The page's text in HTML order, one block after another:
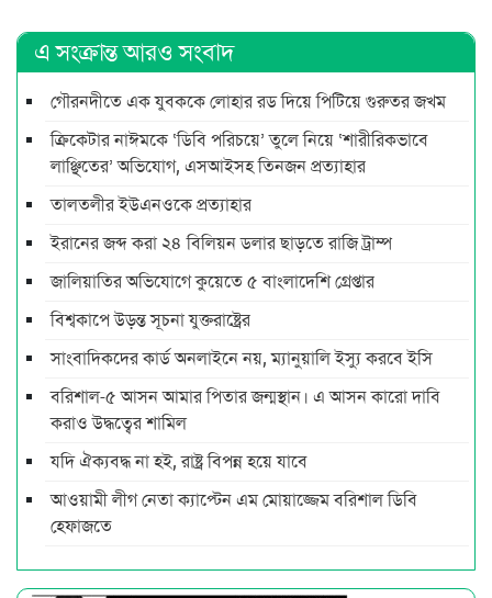
এ সংক্রান্ত আরও সংবাদ
গৌরনদীতে এক যুবককে লোহার রড দিয়ে পিটিয়ে গুরুতর জখম
ক্রিকেটার নাঈমকে ‘ডিবি পরিচয়ে’ তুলে নিয়ে ‘শারীরিকভাবে
লাঞ্ছিতের’ অভিযোগ, এসআইসহ তিনজন প্রত্যাহার
তালতলীর ইউএনওকে প্রত্যাহার
ইরানের জব্দ করা ২৪ বিলিয়ন ডলার ছাড়তে রাজি ট্রাম্প
জালিয়াতির অভিযোগে কুয়েতে ৫ বাংলাদেশি গ্রেপ্তার
বিশ্বকাপে উড়ন্ত সূচনা যুক্তরাষ্ট্রের
সাংবাদিকদের কার্ড অনলাইনে নয়, ম্যানুয়ালি ইস্যু করবে ইসি
বরিশাল-৫ আসন আমার পিতার জন্মস্থান। এ আসন কারো দাবি
করাও উদ্ধত্বের শামিল
যদি ঐক্যবদ্ধ না হই, রাষ্ট্র বিপন্ন হয়ে যাবে
আওয়ামী লীগ নেতা ক্যাপ্টেন এম মোয়াজ্জেম বরিশাল ডিবি
হেফাজতে